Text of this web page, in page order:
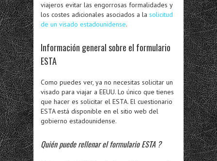
viajeros evitar las engorrosas formalidades y
los costes adicionales asociados a la solicitud
de un visado estadounidense.
Información general sobre el formulario
ESTA
Como puedes ver, ya no necesitas solicitar un
visado para viajar a EEUU. Lo único que tienes
que hacer es solicitar el ESTA. El cuestionario
ESTA está disponible en el sitio web del
gobierno estadounidense.
Quién puede rellenar elformulario ESTA ?